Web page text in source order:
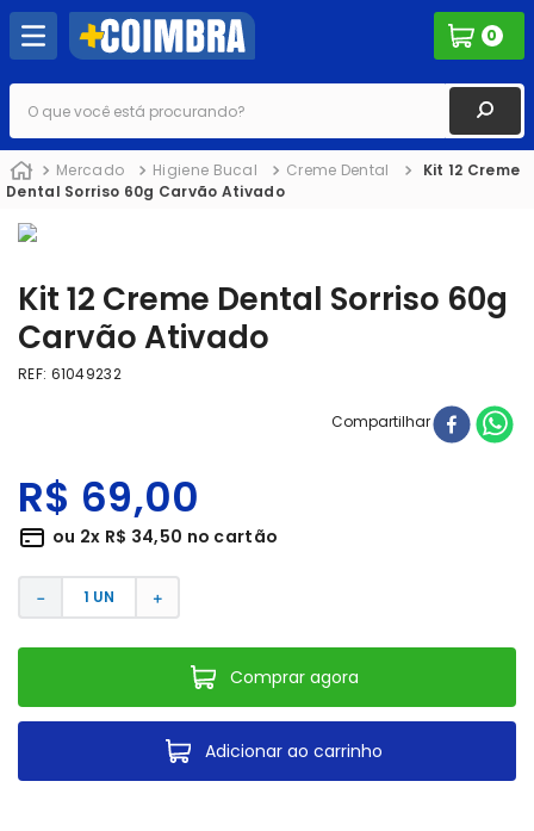
0
O que você está procurando?
Mercado Higiene Bucal Creme Dental
Kit 12 Creme
Dental Sorriso 60g Carvão Ativado
Kit 12 Creme Dental Sorriso 60g
Carvão Ativado
REF: 61049232
Compartilhar
R$ 69,00
ou 2x R$ 34,50 no cartão
＋
－
Comprar agora
Adicionar ao carrinho